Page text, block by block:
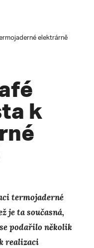
elektrárně
k
termojaderné
je ta současná,
podařilo několik
realizaci